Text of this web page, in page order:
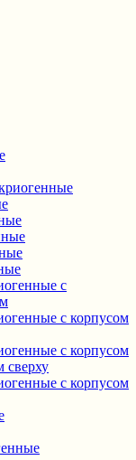
с
с корпусом
с корпусом
сверху
с корпусом